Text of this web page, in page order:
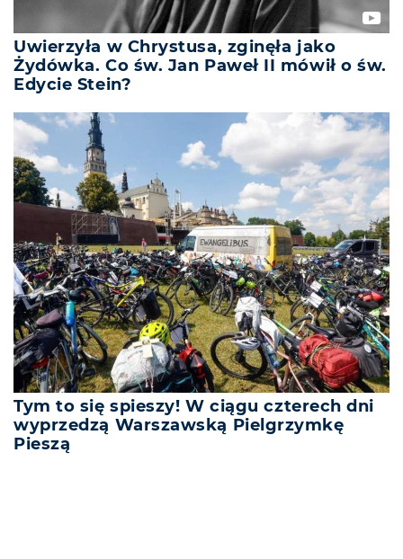
Uwierzyła w Chrystusa, zginęła jako
Żydówka. Co św. Jan Paweł II mówił o św.
Edycie Stein?
Tym to się spieszy! W ciągu czterech dni
wyprzedzą Warszawską Pielgrzymkę
Pieszą